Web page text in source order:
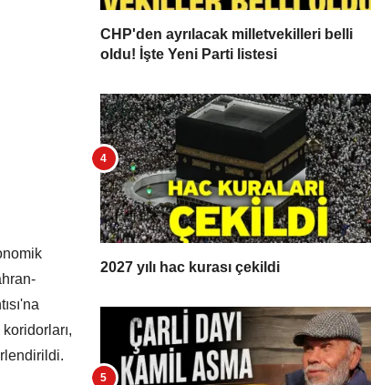
koridorları,
CHP'den ayrılacak milletvekilleri belli
oldu! İşte Yeni Parti listesi
2027 yılı hac kurası çekildi